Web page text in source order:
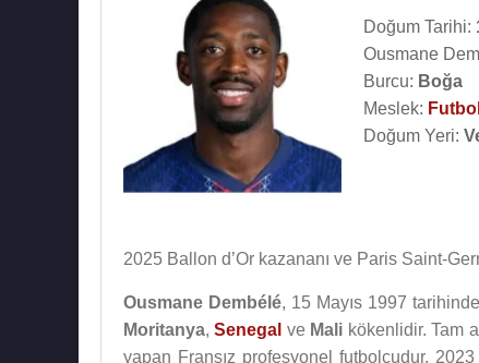
Doğum Tarihi:
Ousmane
Burcu: Boğa
Meslek:
Doğum Yeri:
2025 Ballon d’Or kazananı ve Paris Saint-
Ousmane Dembélé, 15 Mayıs 1997 tarihinde
Moritanya,Senegal ve Mali kökenlidir. Tam
yapan Fransız profesyonel futbolcudur. 2023